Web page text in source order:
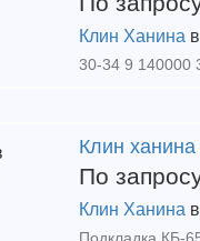
Клин Ханина в
Клин ханина
По
Клин Ханина в